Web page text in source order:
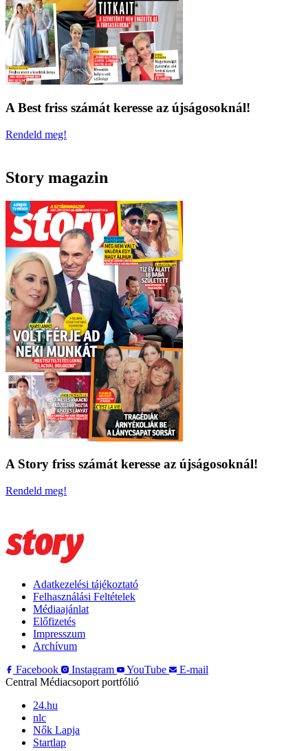
A Best friss számát keresse az újságosoknál!
Rendeld meg!
Story magazin
A Story friss számát keresse az újságosoknál!
Rendeld meg!
Adatkezelési tájékoztató
Felhasználási Feltételek
Médiaajánlat
Előfizetés
Impresszum
Archívum
Facebook
Instagram YouTube
E-mail
Central Médiacsoport portfólió
24.hu
nlc
Nők Lapja
Startlap